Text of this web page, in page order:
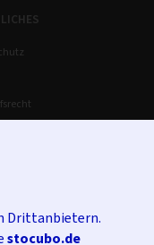
Drittanbietern.
stocubo.de